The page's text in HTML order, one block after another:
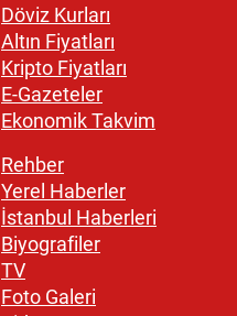
Döviz Kurları
Altın Fiyatları
Kripto Fiyatları
E-Gazeteler
Ekonomik Takvim
Rehber
Yerel Haberler
İstanbul Haberleri
Biyografiler
TV
Foto Galeri